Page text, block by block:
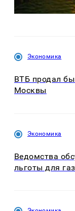
Экономика
ВТБ продал
Москвы
Экономика
Ведомства
льготы для